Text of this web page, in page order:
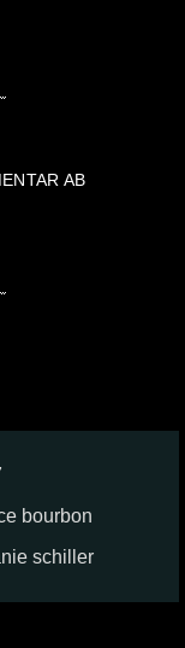
AB
bourbon
schiller